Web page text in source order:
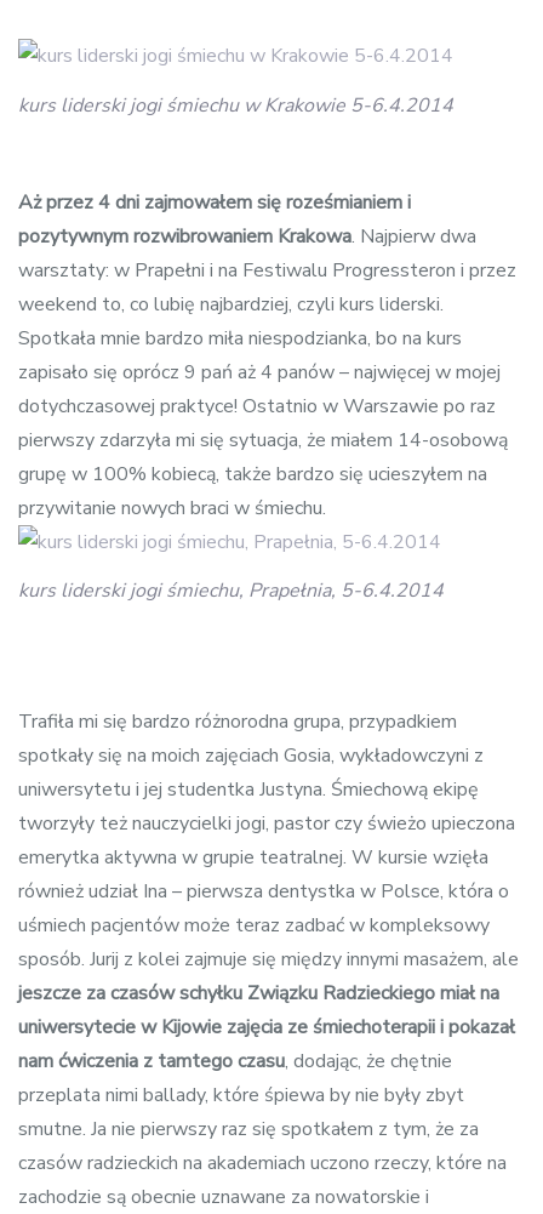
kurs liderski jogi śmiechu w Krakowie 5-6.4.2014
Aż przez 4 dni zajmowałem się roześmianiem i
pozytywnym rozwibrowaniem Krakowa. Najpierw dwa
warsztaty: w Prapełni i na Festiwalu Progressteron i przez
weekend to, co lubię najbardziej, czyli kurs liderski.
Spotkała mnie bardzo miła niespodzianka, bo na kurs
zapisało się oprócz 9 pań aż 4 panów – najwięcej w mojej
dotychczasowej praktyce! Ostatnio w Warszawie po raz
pierwszy zdarzyła mi się sytuacja, że miałem 14-osobową
grupę w 100% kobiecą, także bardzo się ucieszyłem na
przywitanie nowych braci w śmiechu.
kurs liderski jogi śmiechu, Prapełnia, 5-6.4.2014
Trafiła mi się bardzo różnorodna grupa, przypadkiem
spotkały się na moich zajęciach Gosia, wykładowczyni z
uniwersytetu i jej studentka Justyna. Śmiechową ekipę
tworzyły też nauczycielki jogi, pastor czy świeżo upieczona
emerytka aktywna w grupie teatralnej. W kursie wzięła
również udział Ina – pierwsza dentystka w Polsce, która o
uśmiech pacjentów może teraz zadbać w kompleksowy
sposób. Jurij z kolei zajmuje się między innymi masażem, ale
jeszcze za czasów schyłku Związku Radzieckiego miał na
uniwersytecie w Kijowie zajęcia ze śmiechoterapii i pokazał
nam ćwiczenia z tamtego czasu, dodając, że chętnie
przeplata nimi ballady, które śpiewa by nie były zbyt
smutne. Ja nie pierwszy raz się spotkałem z tym, że za
czasów radzieckich na akademiach uczono rzeczy, które na
zachodzie są obecnie uznawane za nowatorskie i
navigation